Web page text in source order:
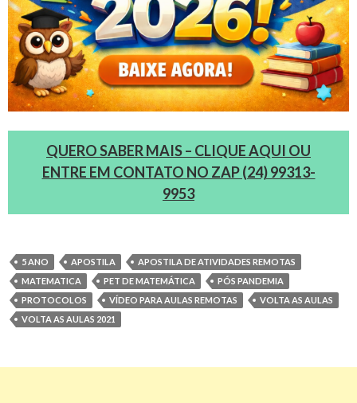
QUERO SABER MAIS – CLIQUE AQUI OU
ENTRE EM CONTATO NO ZAP (24) 99313-
9953
5 ANO APOSTILA
APOSTILA DE ATIVIDADES REMOTAS
MATEMATICA
PET DE MATEMÁTICA
PÓS PANDEMIA
PROTOCOLOS
VÍDEO PARA AULAS REMOTAS
VOLTA AS AULAS
VOLTA AS AULAS 2021